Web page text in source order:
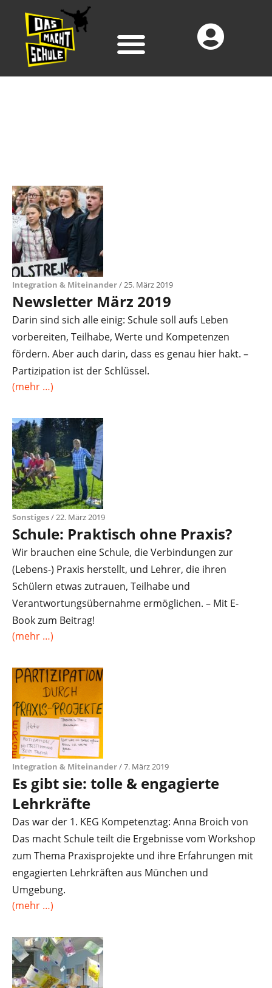
Integration & Miteinander/ 25. März 2019
Newsletter März 2019
Darin sind sich alle einig: Schule soll aufs Leben
vorbereiten, Teilhabe, Werte und Kompetenzen
fördern. Aber auch darin, dass es genau hier hakt. –
Partizipation ist der Schlüssel.
(mehr …)
Sonstiges/ 22. März 2019
Schule: Praktisch ohne Praxis?
Wir brauchen eine Schule, die Verbindungen zur
(Lebens-) Praxis herstellt, und Lehrer, die ihren
Schülern etwas zutrauen, Teilhabe und
Verantwortungsübernahme ermöglichen. – Mit E-
Book zum Beitrag!
(mehr …)
Integration & Miteinander/ 7. März 2019
Es gibt sie: tolle & engagierte
Lehrkräfte
Das war der 1. KEG Kompetenztag: Anna Broich von
Das macht Schule teilt die Ergebnisse vom Workshop
zum Thema Praxisprojekte und ihre Erfahrungen mit
engagierten Lehrkräften aus München und
Umgebung.
(mehr …)